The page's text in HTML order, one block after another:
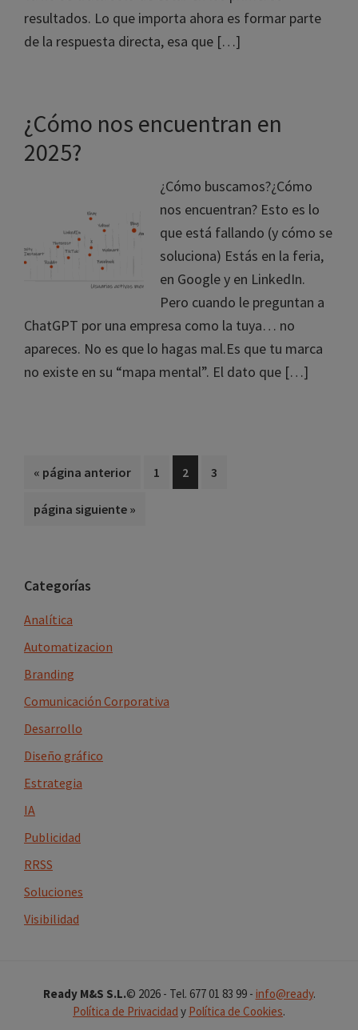
resultados. Lo que importa ahora es formar parte
de la respuesta directa, esa que […]
¿Cómo nos encuentran en
2025?
¿Cómo buscamos?¿Cómo
nos encuentran? Esto es lo
que está fallando (y cómo se
soluciona) Estás en la feria,
en Google y en LinkedIn.
Pero cuando le preguntan a
ChatGPT por una empresa como la tuya… no
apareces. No es que lo hagas mal.Es que tu marca
no existe en su “mapa mental”. El dato que […]
« Ir
la
página anterior Página
1 Página
2 Página
3
Ir
página siguiente »
Barra
lateral
principal
Categorías
Analítica
Automatizacion
Branding
Comunicación Corporativa
Desarrollo
Diseño gráfico
Estrategia
IA
Publicidad
RRSS
Soluciones
Visibilidad
Ready M&S S.L.© 2026 - Tel. 677 01 83 99 - info@ready.
Política de Privacidad y Política de Cookies.